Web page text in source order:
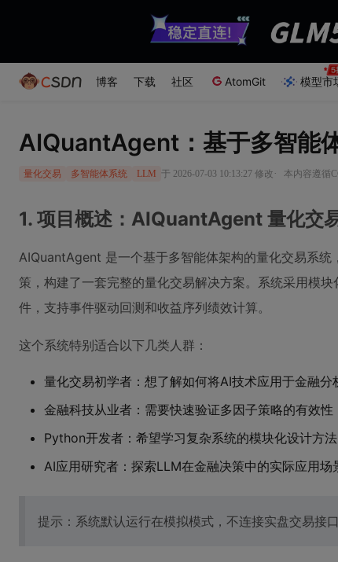
博客 下载 社区 AtomGit 模型市
AIQuantAgent：基于多智能
量化交易 多智能体系统 LLM 于 2026-07-03 10:13:27 修改 · 本内容遵循
1. 项目概述：AIQuantAgent 量化交
AIQuantAgent 是一个基于多智能体架构的量化交易系
策，构建了一套完整的量化交易解决方案。系统采用模
件，支持事件驱动回测和收益序列绩效计算。
这个系统特别适合以下几类人群：
量化交易初学者：想了解如何将AI技术应用于金融分
金融科技从业者：需要快速验证多因子策略的有效性
Python开发者：希望学习复杂系统的模块化设计方法
AI应用研究者：探索LLM在金融决策中的实际应用场
提示：系统默认运行在模拟模式，不连接实盘交易接